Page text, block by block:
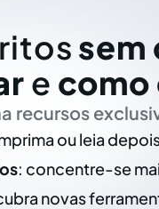
sem
e como
recursos
ou leia
: concentre-se
novas